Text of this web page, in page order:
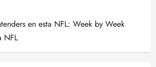
en esta NFL: Week by Week
NFL